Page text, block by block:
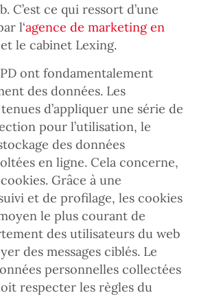
C’est ce qui ressort d’une
l‘agence de marketing en
et le cabinet Lexing.
ont fondamentalement
des données. Les
d’appliquer une série de
pour l’utilisation, le
des données
en ligne. Cela concerne,
Grâce à une
et de profilage, les cookies
le plus courant de
des utilisateurs du web
des messages ciblés. Le
personnelles collectées
respecter les règles du